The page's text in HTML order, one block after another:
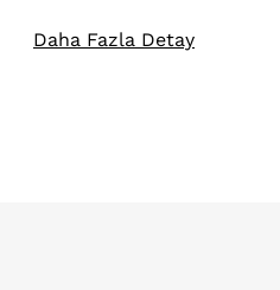
Daha Fazla Detay